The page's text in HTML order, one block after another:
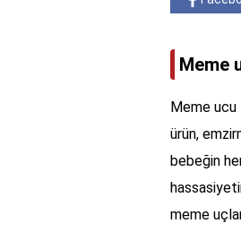
Meme
Meme ucu
ürün,
bebeğin
meme